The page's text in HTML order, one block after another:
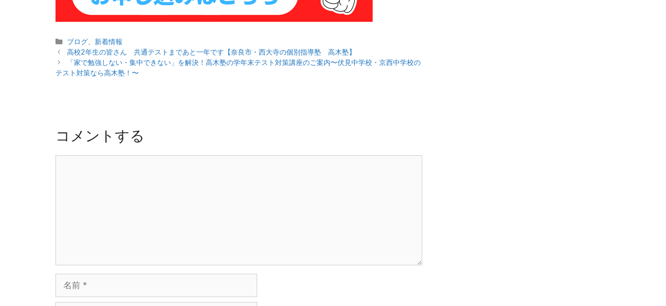
カ
テ
ゴ
リ
ブログ
新着情報
投
稿
ナ
ン
高校2年生の皆さん 共通テストまであと一年です【奈良市・西大寺の個別指導塾 高木塾】
「家で勉強しない・集中できない」を解決！高木塾の学年末テスト対策講座のご案内〜伏見中学校・京西中学校の
テスト対策なら高木塾！〜
コメントする